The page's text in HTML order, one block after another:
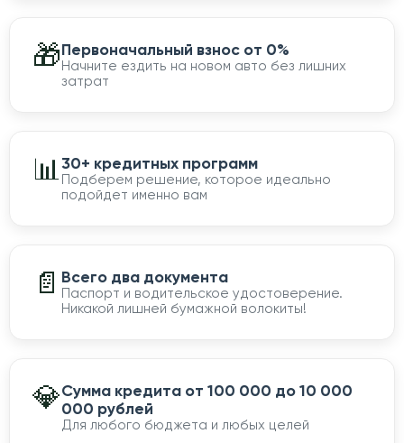
🎁Первоначальный взнос от 0%
Начните ездить на новом авто без лишних
затрат
📊30+ кредитных программ
Подберем решение, которое идеально
подойдет именно вам
📄 Всего два документа
Паспорт и водительское удостоверение.
Никакой лишней бумажной волокиты!
💎Сумма кредита от 100 000 до 10 000
000 рублей
Для любого бюджета и любых целей